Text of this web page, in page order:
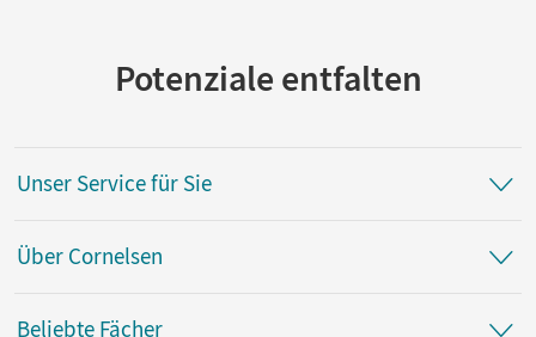
Potenziale entfalten
Unser Service für Sie
Über Cornelsen
Beliebte Fächer